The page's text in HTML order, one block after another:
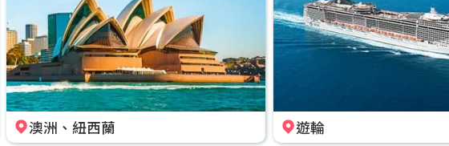
澳洲、紐西蘭 遊輪